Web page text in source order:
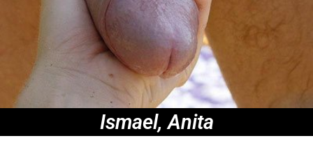
Ismael, Anita